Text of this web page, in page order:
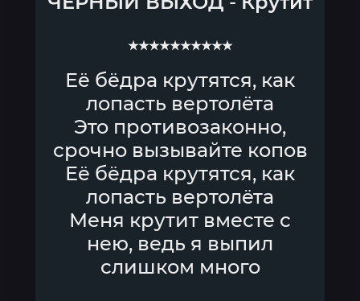
★★★★★★★★★★
Её бёдра крутятся, как
лопасть вертолёта
Это противозаконно,
срочно вызывайте копов
Её бёдра крутятся, как
лопасть вертолёта
Меня крутит вместе с
нею, ведь я выпил
слишком много